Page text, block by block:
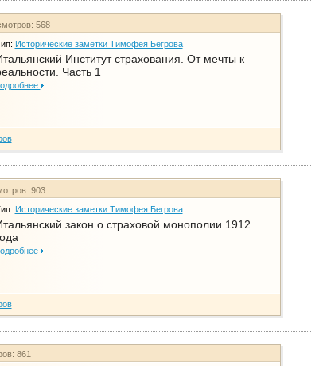
568
Исторические заметки Тимофея Бегрова
Институт страхования. От мечты к
Часть 1
903
Исторические заметки Тимофея Бегрова
закон о страховой монополии 1912
861